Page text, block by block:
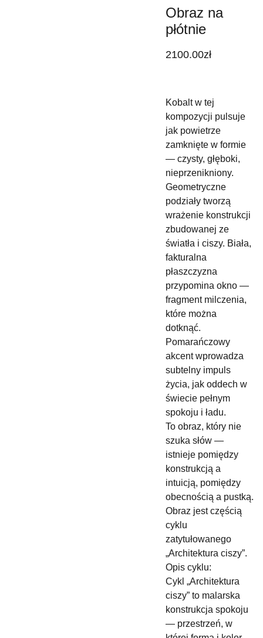
Obraz na
płótnie
2100.00zł
Kobalt w tej
kompozycji pulsuje
jak powietrze
zamknięte w formie
— czysty, głęboki,
nieprzenikniony.
Geometryczne
podziały tworzą
wrażenie konstrukcji
zbudowanej ze
światła i ciszy. Biała,
fakturalna
płaszczyzna
przypomina okno —
fragment milczenia,
które można
dotknąć.
Pomarańczowy
akcent wprowadza
subtelny impuls
życia, jak oddech w
świecie pełnym
spokoju i ładu.
To obraz, który nie
szuka słów —
istnieje pomiędzy
konstrukcją a
intuicją, pomiędzy
obecnością a pustką.
Obraz jest częścią
cyklu
zatytułowanego
„Architektura ciszy”.
Opis cyklu:
Cykl „Architektura
ciszy” to malarska
konstrukcja spokoju
— przestrzeń, w